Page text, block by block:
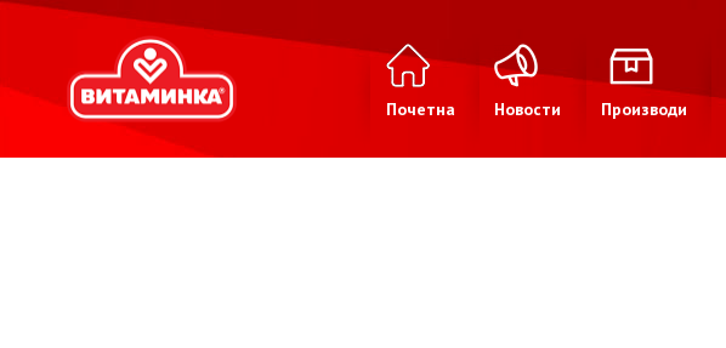
Почетна Новости Производи